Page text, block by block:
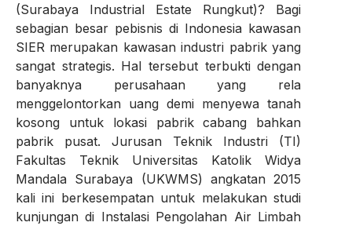
(Surabaya Industrial Estate Rungkut)? Bagi
sebagian besar pebisnis di Indonesia kawasan
SIER merupakan kawasan industri pabrik yang
sangat strategis. Hal tersebut terbukti dengan
banyaknya perusahaan yang rela
menggelontorkan uang demi menyewa tanah
kosong untuk lokasi pabrik cabang bahkan
pabrik pusat. Jurusan Teknik Industri (TI)
Fakultas Teknik Universitas Katolik Widya
Mandala Surabaya (UKWMS) angkatan 2015
kali ini berkesempatan untuk melakukan studi
kunjungan di Instalasi Pengolahan Air Limbah